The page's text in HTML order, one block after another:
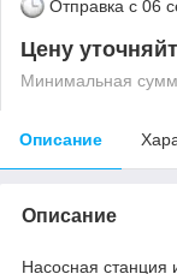
Отправка с 06
Цену
Минимальная
Описание
Описание
Насосная станция